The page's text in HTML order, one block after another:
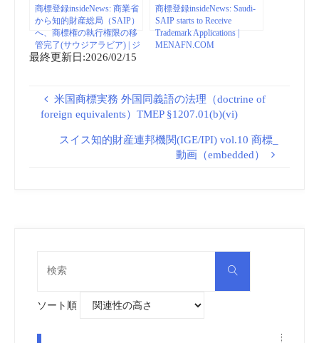
商標登録insideNews: 商業省
から知的財産総局（SAIP）
へ、商標権の執行権限の移
管完了(サウジアラビア) | ジ
ェトロ
商標登録insideNews: Saudi-
SAIP starts to Receive
Trademark Applications |
MENAFN.COM
最終更新日:2026/02/15
米国商標実務 外国同義語の法理（doctrine of
foreign equivalents）TMEP §1207.01(b)(vi)
スイス知的財産連邦機関(IGE/IPI) vol.10 商標_
動画（embedded）
検
ソート順